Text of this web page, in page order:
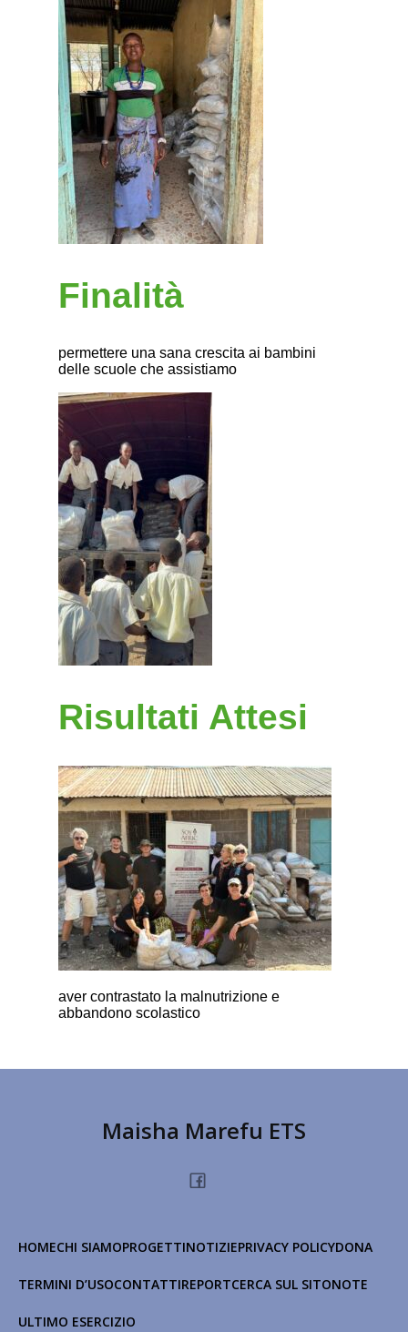
Finalità
permettere una sana crescita ai bambini
delle scuole che assistiamo
Risultati Attesi
aver contrastato la malnutrizione e
abbandono scolastico
Maisha Marefu ETS
HOMECHI SIAMOPROGETTINOTIZIEPRIVACY POLICYDONA
TERMINI D’USOCONTATTIREPORTCERCA SUL SITONOTE
ULTIMO ESERCIZIO